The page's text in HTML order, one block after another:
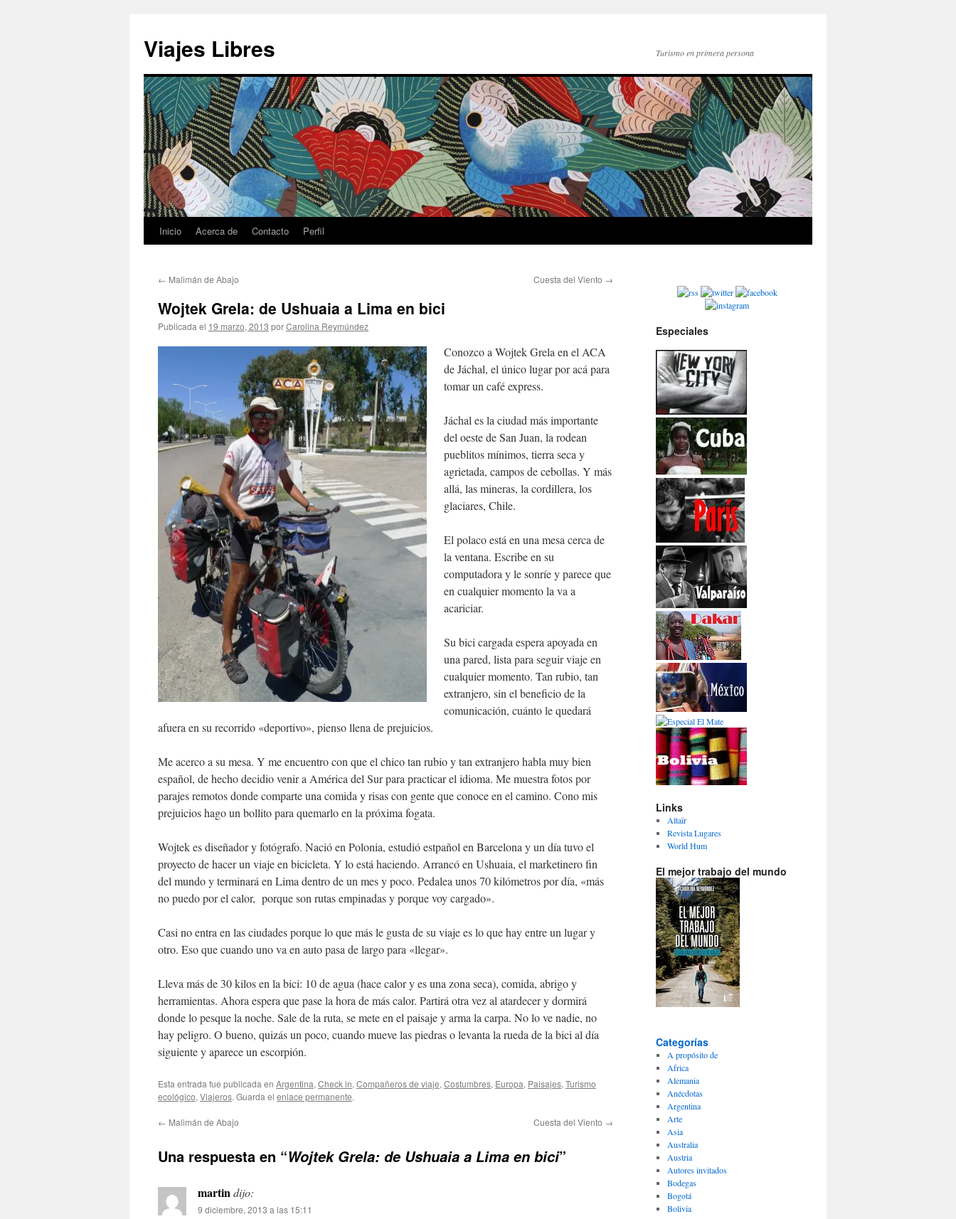
contenido
Viajes Libres Turismo en primera persona
Inicio Acerca de Contacto Perfil
← Malimán de Abajo Cuesta del Viento →
Wojtek Grela: de Ushuaia a Lima en bici
Publicada el 19 marzo, 2013 porCarolina Reymúndez
Conozco a Wojtek Grela en el ACA
de Jáchal, el único lugar por acá para
tomar un café express.
Jáchal es la ciudad más importante
del oeste de San Juan, la rodean
pueblitos mínimos, tierra seca y
agrietada, campos de cebollas. Y más
allá, las mineras, la cordillera, los
glaciares, Chile.
El polaco está en una mesa cerca de
la ventana. Escribe en su
computadora y le sonríe y parece que
en cualquier momento la va a
acariciar.
Su bici cargada espera apoyada en
una pared, lista para seguir viaje en
cualquier momento. Tan rubio, tan
extranjero, sin el beneficio de la
comunicación, cuánto le quedará
afuera en su recorrido «deportivo», pienso llena de prejuicios.
Me acerco a su mesa. Y me encuentro con que el chico tan rubio y tan extranjero habla muy bien
español, de hecho decidio venir a América del Sur para practicar el idioma. Me muestra fotos por
parajes remotos donde comparte una comida y risas con gente que conoce en el camino. Cono mis
prejuicios hago un bollito para quemarlo en la próxima fogata.
Wojtek es diseñador y fotógrafo. Nació en Polonia, estudió estpañol en Barcelona y un día tuvo el
proyecto de hacer un viaje en bicicleta. Y lo está haciendo. Arrancó en Ushuaia, el marketinero fin
del mundo y terminará en Lima dentro de un mes y poco. Pedalea unos 70 kilómetros por día, «más
no puedo por el calor, porque son rutas empinadas y porque voy cargado».
Casi no entra en las ciudades porque lo que más le gusta de su viaje es lo que hay entre un lugar y
otro. Eso que cuando uno va en auto pasa de largo para «llegar».
Lleva más de 30 kilos en la bici: 10 de agua (hace calor y es una zona seca), comida, abrigo y
herramientas. Ahora espera que pase la hora de más calor. Partirá otra vez al atardecer y dormirá
donde lo pesque la noche. Sale de la ruta, se mete en el paisaje y arma la carpa. No lo ve nadie, no
hay peligro. O bueno, quizás un poco, cuando mueve las piedras o levanta la rueda de la bici al día
siguiente y aparece un escorpión.
Esta entrada fue publicada en Argentina, Check in, Compañeros de viaje, Costumbres, Europa, Paisajes, Turismo
ecológico, Viajeros. Guarda el enlace permanente.
← Malimán de Abajo Cuesta del Viento →
Una respuesta en “Wojtek Grela: de Ushuaia a Lima en bici”
martindijo:
9 diciembre, 2013 a las 15:11
Especiales
Links
Altaïr
Revista Lugares
World Hum
El mejor trabajo del mundo
Categorías
A propósito de
Africa
Alemania
Anécdotas
Argentina
Arte
Asia
Australia
Austria
Autores invitados
Bodegas
Bogotá
Bolivia